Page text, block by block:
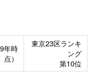
年時
点）
東京23区ランキ
ング
第10位